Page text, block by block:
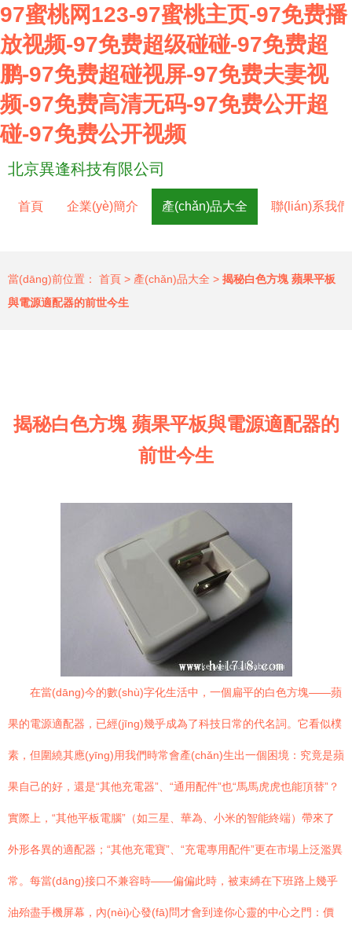
97蜜桃网123-97蜜桃主页-97免费播
放视频-97免费超级碰碰-97免费超
鹏-97免费超碰视屏-97免费夫妻视
频-97免费高清无码-97免费公开超
碰-97免费公开视频
北京異逢科技有限公司
首頁 企業(yè)簡介 產(chǎn)品大全 聯(lián)系我們
當(dāng)前位置： 首頁 > 產(chǎn)品大全 > 揭秘白色方塊 蘋果平板
與電源適配器的前世今生
揭秘白色方塊 蘋果平板與電源適配器的
前世今生
在當(dāng)今的數(shù)字化生活中，一個扁平的白色方塊——蘋
果的電源適配器，已經(jīng)幾乎成為了科技日常的代名詞。它看似樸
素，但圍繞其應(yīng)用我們時常會產(chǎn)生出一個困境：究竟是蘋
果自己的好，還是“其他充電器”、“通用配件”也“馬馬虎虎也能頂替”？
實際上，“其他平板電腦”（如三星、華為、小米的智能終端）帶來了
外形各異的適配器；“其他充電寶”、“充電專用配件”更在市場上泛濫異
常。每當(dāng)接口不兼容時——偏偏此時，被束縛在下班路上幾乎
油殆盡手機屏幕，內(nèi)心發(fā)問才會到達你心靈的中心之門：價